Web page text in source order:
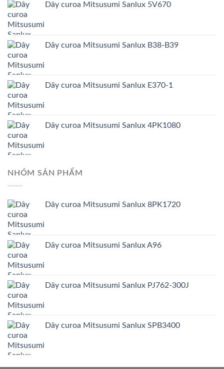
Dây curoa Mitsusumi Sanlux 5V670
Dây curoa Mitsusumi Sanlux B38-B39
Dây curoa Mitsusumi Sanlux E370-1
Dây curoa Mitsusumi Sanlux 4PK1080
NHÓM SẢN PHẨM
Dây curoa Mitsusumi Sanlux 8PK1720
Dây curoa Mitsusumi Sanlux A96
Dây curoa Mitsusumi Sanlux PJ762-300J
Dây curoa Mitsusumi Sanlux SPB3400